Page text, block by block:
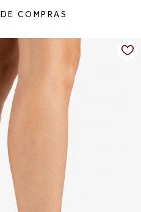
de forma elegante.
produções de trabalho,
muito estilo.
8,5 cm
mais estabilidade e
COMPRAS